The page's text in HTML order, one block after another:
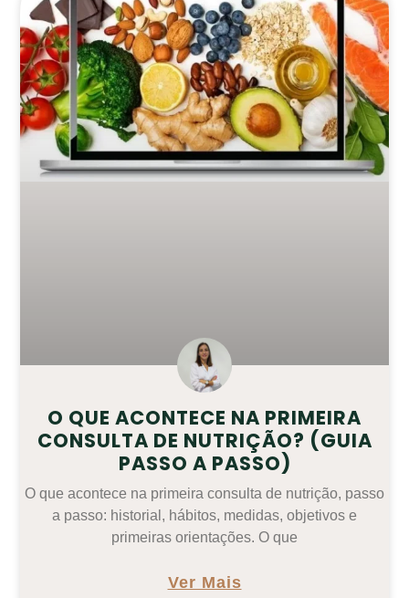
O QUE ACONTECE NA PRIMEIRA
CONSULTA DE NUTRIÇÃO? (GUIA
PASSO A PASSO)
O que acontece na primeira consulta de nutrição, passo
a passo: historial, hábitos, medidas, objetivos e
primeiras orientações. O que
Ver Mais